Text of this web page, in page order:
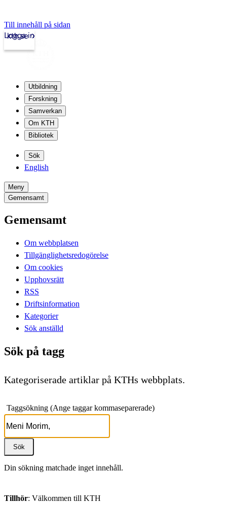
Till innehåll på sidan
kth.se
Logga in
Utbildning
Forskning
Samverkan
Om KTH
Bibliotek
Sök
English
Meny
Gemensamt
Gemensamt
Om webbplatsen
Tillgänglighetsredogörelse
Om cookies
Upphovsrätt
RSS
Driftsinformation
Kategorier
Sök anställd
Sök på tagg
Kategoriserade artiklar på KTHs webbplats.
Taggsökning (Ange taggar kommaseparerade)
Din sökning matchade inget innehåll.
Tillhör: Välkommen till KTH